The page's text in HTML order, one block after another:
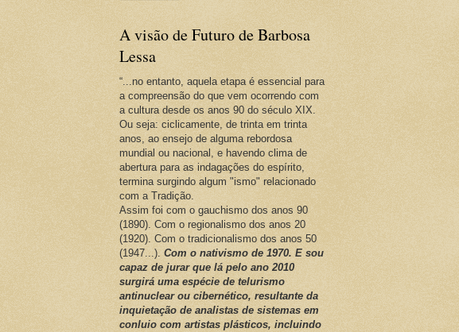
A visão de Futuro de Barbosa
Lessa
“...no entanto, aquela etapa é essencial para
a compreensão do que vem ocorrendo com
a cultura desde os anos 90 do século XIX.
Ou seja: ciclicamente, de trinta em trinta
anos, ao ensejo de alguma rebordosa
mundial ou nacional, e havendo clima de
abertura para as indagações do espírito,
termina surgindo algum "ismo" relacionado
com a Tradição.
Assim foi com o gauchismo dos anos 90
(1890). Com o regionalismo dos anos 20
(1920). Com o tradicionalismo dos anos 50
(1947...). Com o nativismo de 1970. E sou
capaz de jurar que lá pelo ano 2010
surgirá uma espécie de telurismo
antinuclear ou cibernético, resultante da
inquietação de analistas de sistemas em
conluio com artistas plásticos, incluindo